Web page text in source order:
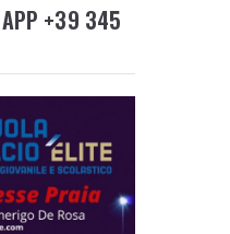
+39 345